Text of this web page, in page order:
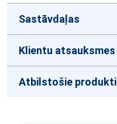
Sastāvdaļas
Klientu atsauksmes
Atbilstošie produkti